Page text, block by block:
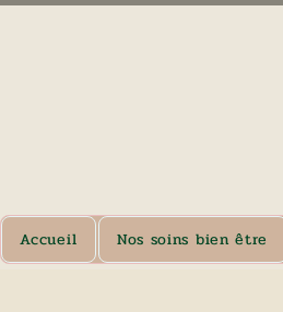
Accueil Nos soins bien être